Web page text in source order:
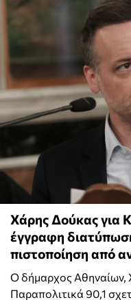
Χάρης Δούκας για
έγγραφη
πιστοποίηση από
Ο δήμαρχος Αθηναίων,
Παραπολιτικά 90,1